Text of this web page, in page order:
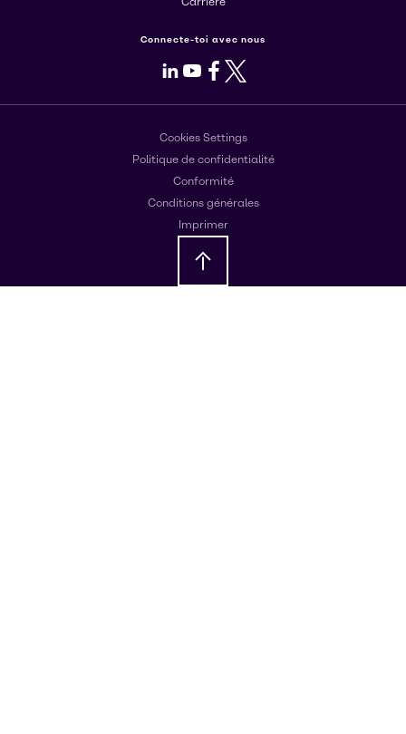
Connecte-toi avec nous
LinkedIn
Youtube
Facebook
X
Cookies Settings
Politique de confidentialité
Conformité
Conditions générales
Imprimer